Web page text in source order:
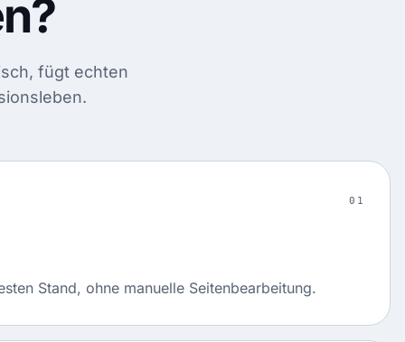
fügt echten
01
Stand, ohne manuelle Seitenbearbeitung.